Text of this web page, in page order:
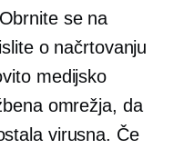
se na
o načrtovanju
medijsko
omrežja, da
virusna. Če